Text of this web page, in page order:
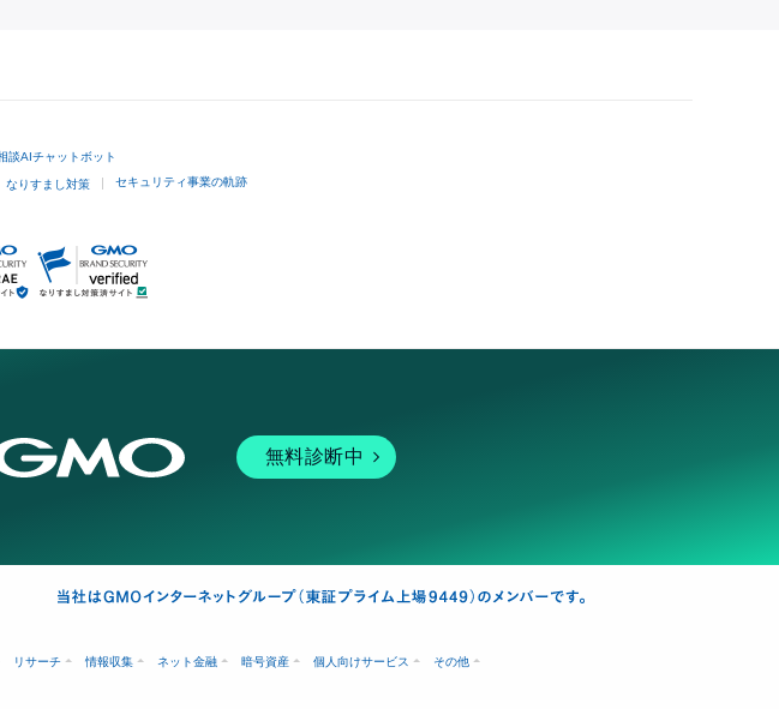
談AIチャットボット
なりすまし対策 セキュリティ事業の軌跡
無料診断中
リサーチ 情報収集 ネット金融 暗号資産 個人向けサービス その他